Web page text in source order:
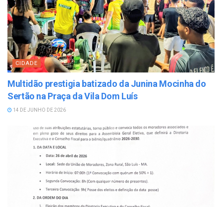
CIDADE
Multidão prestigia batizado da Junina Mocinha do
Sertão na Praça da Vila Dom Luís
14 DE JUNHO DE 2026